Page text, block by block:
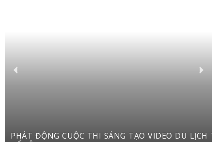
PHÁT ĐỘNG CUỘC THI SÁNG TẠO VIDEO DU LỊCH TRÊN YOUTUBE SHORTS “VIỆT NAM: ĐI